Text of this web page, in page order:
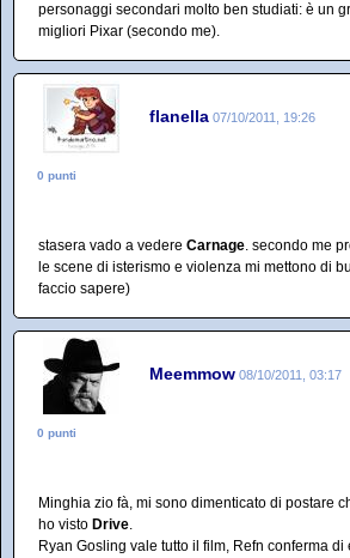
personaggi secondari molto ben studiati: è un
migliori Pixar (secondo me).
flanella 07/10/2011, 19:26
0 punti
stasera vado a vedere Carnage. secondo me
le scene di isterismo e violenza mi mettono di
faccio sapere)
Meemmow 08/10/2011, 03:17
0 punti
Minghia zio fà, mi sono dimenticato di postare
ho visto Drive.
Ryan Gosling vale tutto il film, Refn conferma di